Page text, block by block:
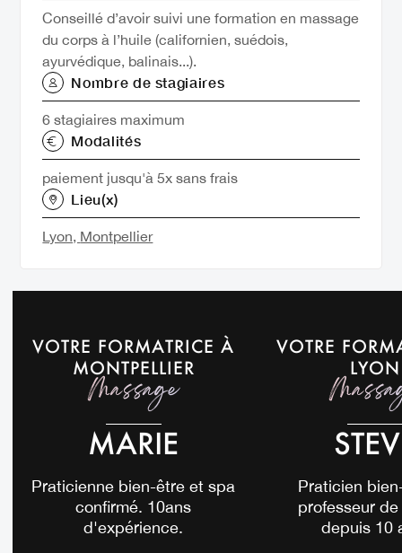
Conseillé d’avoir suivi une formation en massage
du corps à l’huile (californien, suédois,
ayurvédique, balinais...).
Nombre de stagiaires
6 stagiaires maximum
Modalités
paiement jusqu'à 5x sans frais
Lieu(x)
Lyon, Montpellier
VOTRE FORMATRICE À
MONTPELLIER
Massage
MARIE
Praticienne bien-être et spa
confirmé. 10ans
d'expérience.
VOTRE
LYON
Praticien
professeur
depuis 10